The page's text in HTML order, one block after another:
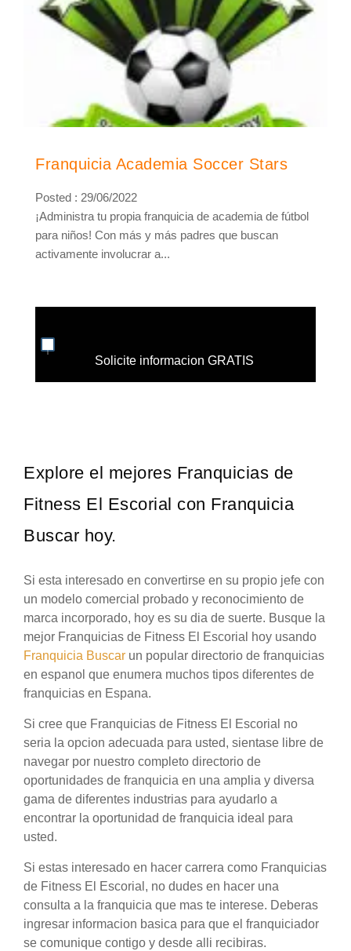
Franquicia Academia Soccer Stars
Posted : 29/06/2022
¡Administra tu propia franquicia de academia de fútbol
para niños! Con más y más padres que buscan
activamente involucrar a...
Solicite informacion GRATIS
Explore el mejores Franquicias de
Fitness El Escorial con Franquicia
Buscar hoy.
Si esta interesado en convertirse en su propio jefe con
un modelo comercial probado y reconocimiento de
marca incorporado, hoy es su dia de suerte. Busque la
mejor Franquicias de Fitness El Escorial hoy usando
Franquicia Buscar un popular directorio de franquicias
en espanol que enumera muchos tipos diferentes de
franquicias en Espana.
Si cree que Franquicias de Fitness El Escorial no
seria la opcion adecuada para usted, sientase libre de
navegar por nuestro completo directorio de
oportunidades de franquicia en una amplia y diversa
gama de diferentes industrias para ayudarlo a
encontrar la oportunidad de franquicia ideal para
usted.
Si estas interesado en hacer carrera como Franquicias
de Fitness El Escorial, no dudes en hacer una
consulta a la franquicia que mas te interese. Deberas
ingresar informacion basica para que el franquiciador
se comunique contigo y desde alli recibiras.